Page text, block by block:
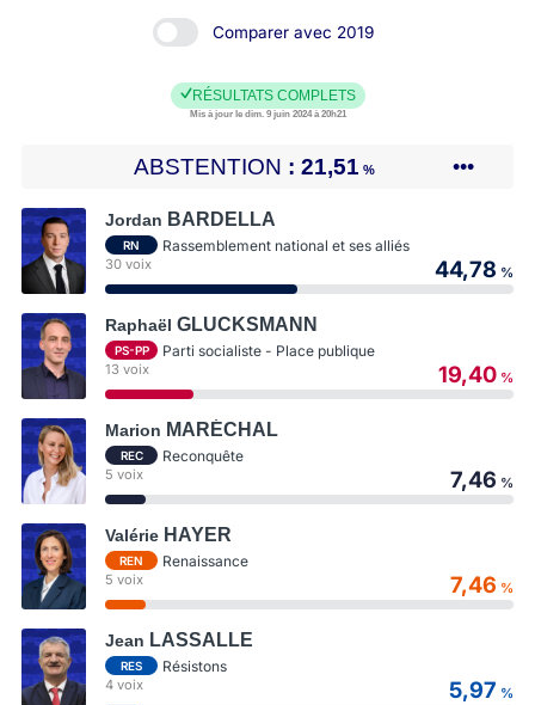
Comparer avec 2019
RÉSULTATS COMPLETS
Mis à jour le dim. 9 juin 2024 à 20h21
ABSTENTION 21,51 % •••
Jordan BARDELLA
RN Rassemblement national et ses alliés
30 voix 44,78 %
Raphaël GLUCKSMANN
PS-PP Parti socialiste - Place publique
13 voix 19,40 %
Marion MARÉCHAL
REC Reconquête
5 voix 7,46 %
Valérie HAYER
REN Renaissance
5 voix 7,46 %
Jean LASSALLE
RES Résistons
4 voix 5,97 %